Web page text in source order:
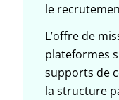
le
L’offre de
plateformes
supports de
la structure